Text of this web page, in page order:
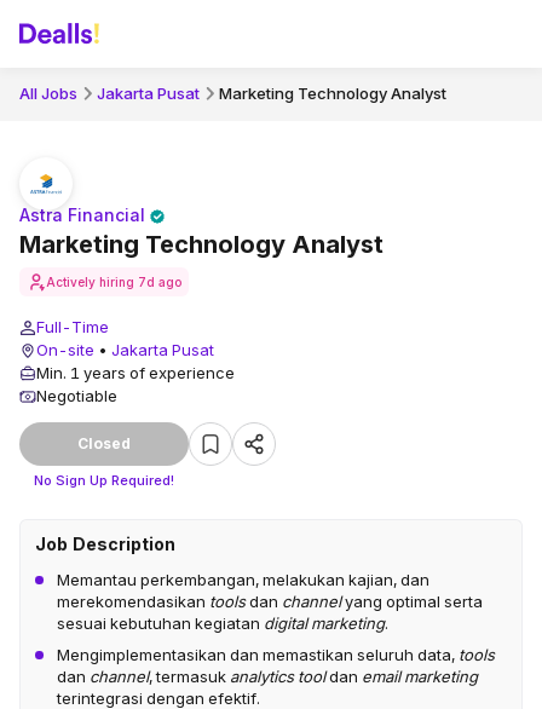
All Jobs Jakarta Pusat Marketing Technology Analyst
Marketing Technology Analyst
Astra Financial
Actively hiring 7d ago
Full-Time
On-site • Jakarta Pusat
Min. 1 years of experience
Negotiable
Closed
No Sign Up Required!
Job Description
Memantau perkembangan, melakukan kajian, dan
merekomendasikan toolsdan channelyang optimal serta
sesuai kebutuhan kegiatan digital marketing.
Mengimplementasikan dan memastikan seluruh data, tools
dan channel, termasuk analytics tooldan email marketing
terintegrasi dengan efektif.